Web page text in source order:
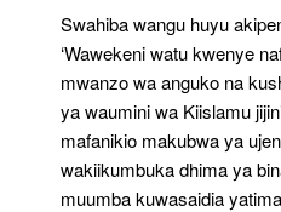
Swahiba wangu huyu
‘Wawekeni watu kwenye
mwanzo wa anguko na
ya waumini wa Kiislamu
mafanikio makubwa ya
wakiikumbuka dhima ya
muumba kuwasaidia